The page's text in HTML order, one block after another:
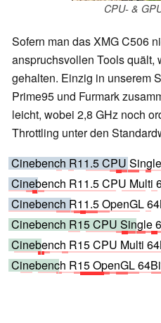
CPU- &
Sofern man das XMG C506
anspruchsvollen Tools quält,
gehalten. Einzig in unserem
Prime95 und Furmark
leicht, wobei 2,8 GHz noch
Throttling unter den
Cinebench R11.5 CPU
Cinebench R11.5 CPU Multi
Cinebench R11.5 OpenGL
Cinebench R15 CPU Single
Cinebench R15 CPU Multi
Cinebench R15 OpenGL